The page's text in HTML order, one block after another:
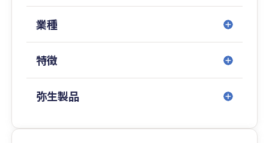
お気軽にご連絡いただければ幸いです。
業種
特徴
弥生製品